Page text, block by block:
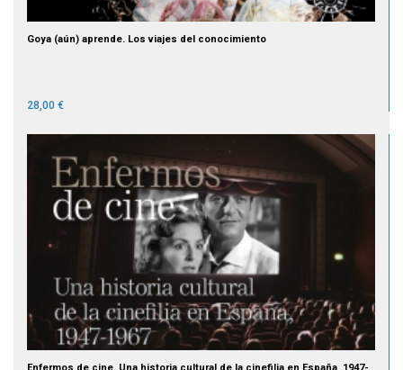
Goya (aún) aprende. Los viajes del conocimiento
28,00 €
Enfermos de cine. Una historia cultural de la cinefilia en España, 1947-